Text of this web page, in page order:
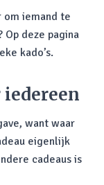
om iemand te
deze pagina
kado’s.
want waar
eigenlijk
cadeaus is